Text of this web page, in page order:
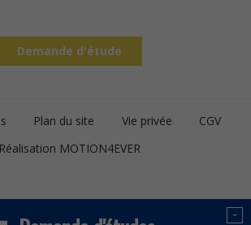
Demande d'étude
Plan du site Vie privée
CGV
Réalisation MOTION4EVER
-